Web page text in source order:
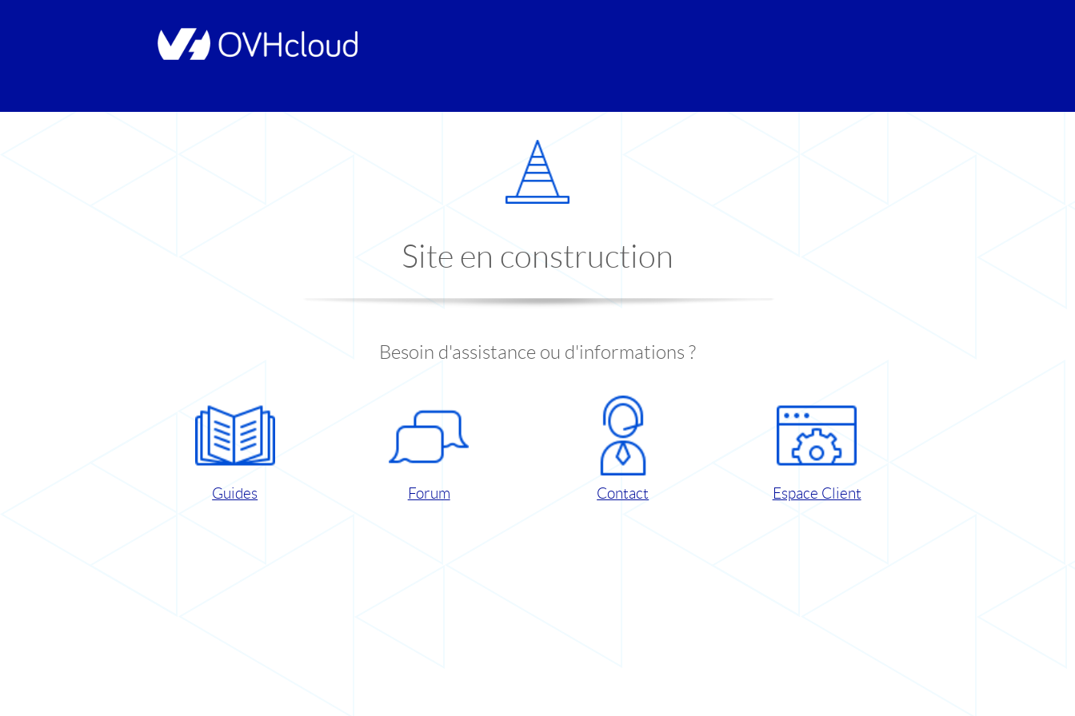
Site en construction
Besoin d'assistance ou d'informations ?
Guides Forum Contact Espace Client